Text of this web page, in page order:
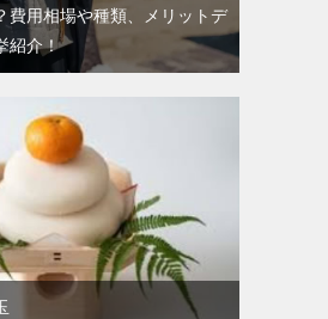
費用相場や種類、メリットデ
紹介！